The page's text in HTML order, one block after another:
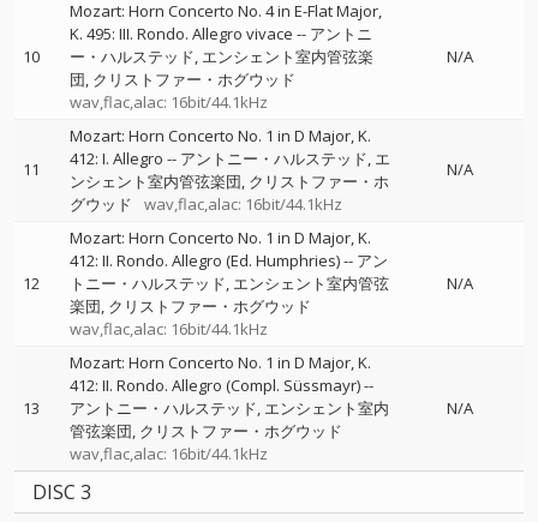
10
Mozart: Horn Concerto No. 4 in E-Flat Major,
K. 495: III. Rondo. Allegro vivace -- アントニ
ー・ハルステッド エンシェント室内管弦楽
団 クリストファー・ホグウッド
wav,flac,alac: 16bit/44.1kHz
N/A
11
Mozart: Horn Concerto No. 1 in D Major, K.
412: I. Allegro -- アントニー・ハルステッド エ
ンシェント室内管弦楽団 クリストファー・ホ
グウッド
wav,flac,alac: 16bit/44.1kHz
N/A
12
Mozart: Horn Concerto No. 1 in D Major, K.
412: II. Rondo. Allegro (Ed. Humphries)-- アン
トニー・ハルステッド エンシェント室内管弦
楽団 クリストファー・ホグウッド
wav,flac,alac: 16bit/44.1kHz
N/A
13
Mozart: Horn Concerto No. 1 in D Major, K.
412: II. Rondo. Allegro (Compl. Süssmayr)--
アントニー・ハルステッド エンシェント室内
管弦楽団 クリストファー・ホグウッド
wav,flac,alac: 16bit/44.1kHz
N/A
DISC 3